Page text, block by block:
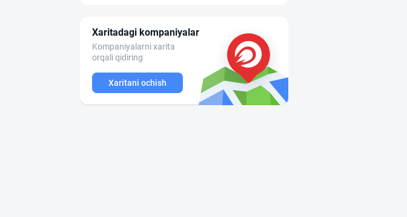
Xaritadagi kompaniyalar
Kompaniyalarni xarita
orqali qidiring
Xaritani ochish